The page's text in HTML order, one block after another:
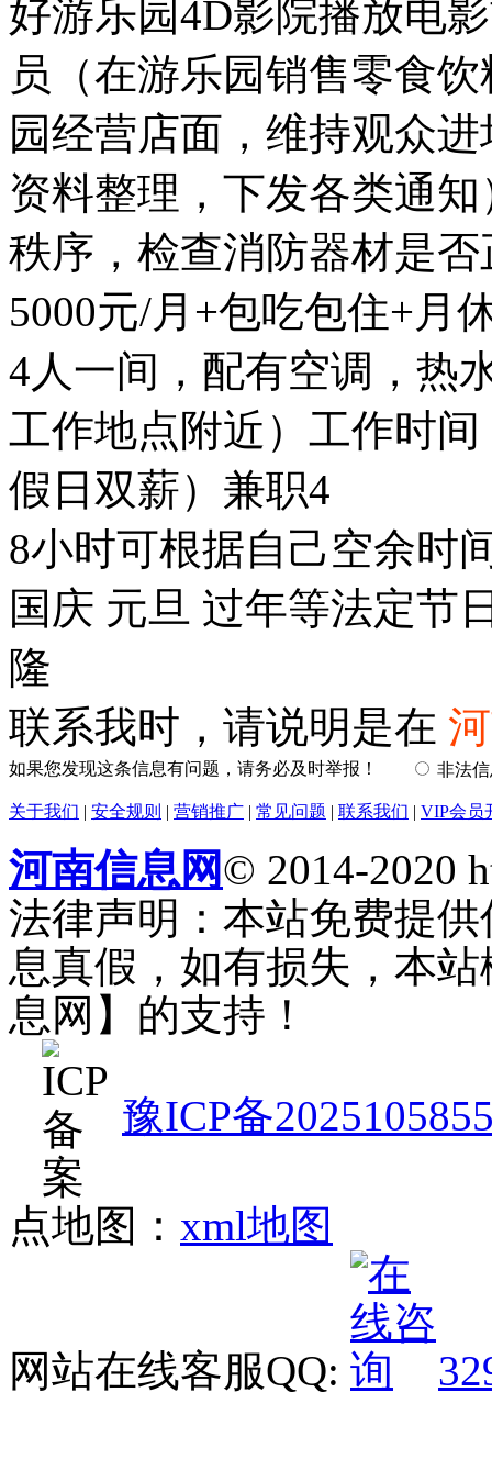
好游乐园4D影院播放电
员（在游乐园销售零食
园经营店面，维持观众
资料整理，下发各类通
秩序，检查消防器材是
5000元/月+包吃包住+月
4人一间，配有空调，热
工作地点附近）工作时
假日双薪）兼职4
8小时可根据自己空余时
国庆 元旦 过年等法定节
隆
联系我时，请说明是在
如果您发现这条信息有问题，请务必及时举报！ 非法
关于我们 | 安全规则 | 营销推广 | 常见问题 | 联系我们 | VIP会员
河南信息网© 2014-2020
法律声明：本站免费提
息真假，如有损失，本
息网】的支持！
豫ICP备
点地图： xml地图
网站在线客服QQ: